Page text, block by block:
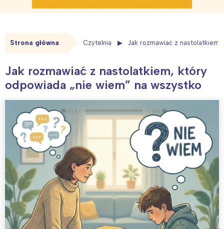
Strona główna Czytelnia Jak rozmawiać z
Jak rozmawiać z nastolatkiem, który
odpowiada „nie wiem” na wszystko